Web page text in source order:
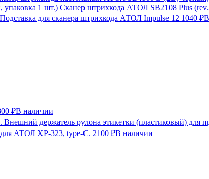
Сканер штрихкода АТОЛ SB2108 Plus
Подставка для сканера штрихкода АТОЛ Impulse 12 1040 ₽
₽В наличии
Внешний держатель рулона этикетки (пластиковый) для
для АТОЛ XP-323, type-C. 2100 ₽В наличии